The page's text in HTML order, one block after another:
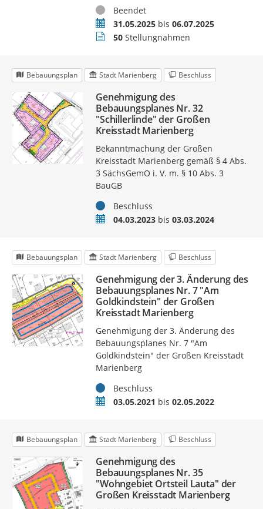
StatusBeendet
Zeitraum31.05.2025bis 06.07.2025
Stellungnahmen
50Stellungnahmen
Bebauungsplan Stadt Marienberg Beschluss
Genehmigung des
Bebauungsplanes Nr. 32
"Schillerlinde" der Großen
Kreisstadt Marienberg
Bekanntmachung der Großen
Kreisstadt Marienberg gemäß § 4 Abs.
3 SächsGemO i. V. m. § 10 Abs. 3
BauGB
StatusBeschluss
Zeitraum04.03.2023bis 03.03.2024
Bebauungsplan Stadt Marienberg Beschluss
Genehmigung der 3. Änderung des
Bebauungsplanes Nr. 7 "Am
Goldkindstein" der Großen
Kreisstadt Marienberg
Genehmigung der 3. Änderung des
Bebauungsplanes Nr. 7 "Am
Goldkindstein" der Großen Kreisstadt
Marienberg
StatusBeschluss
Zeitraum03.05.2021 bis 02.05.2022
Bebauungsplan Stadt Marienberg Beschluss
Genehmigung des
Bebauungsplanes Nr. 35
"Wohngebiet Ortsteil Lauta" der
Großen Kreisstadt Marienberg